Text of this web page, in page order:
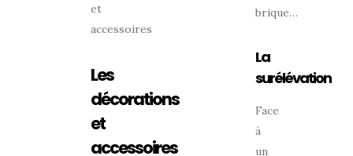
et
accessoires
Les
décorations
et
accessoires
brique…
La
surélévation
Face
à
un